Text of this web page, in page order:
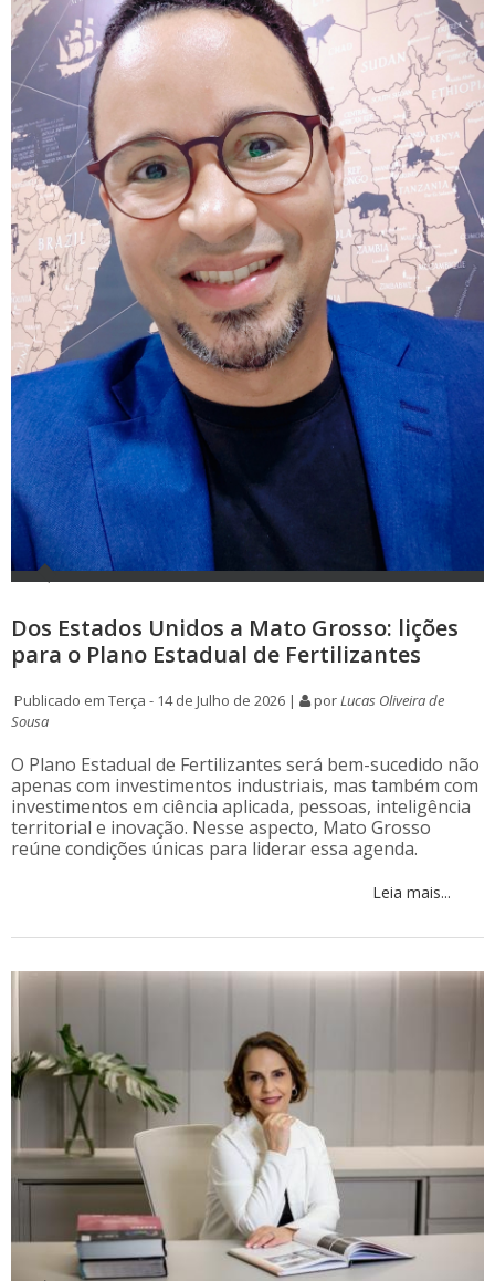
Dos Estados Unidos a Mato Grosso: lições
para o Plano Estadual de Fertilizantes
Publicado em Terça - 14 de Julho de 2026 | porLucas Oliveira de
Sousa
O Plano Estadual de Fertilizantes será bem-sucedido não
apenas com investimentos industriais, mas também com
investimentos em ciência aplicada, pessoas, inteligência
territorial e inovação. Nesse aspecto, Mato Grosso
reúne condições únicas para liderar essa agenda.
Leia mais...